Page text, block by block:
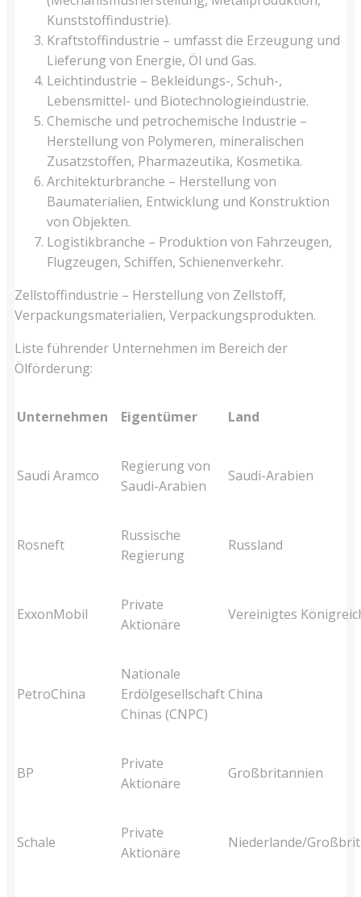
Kunststoffindustrie).
Kraftstoffindustrie – umfasst die Erzeugung und
Lieferung von Energie, Öl und Gas.
Leichtindustrie – Bekleidungs-, Schuh-,
Lebensmittel- und Biotechnologieindustrie.
Chemische und petrochemische Industrie –
Herstellung von Polymeren, mineralischen
Zusatzstoffen, Pharmazeutika, Kosmetika.
Architekturbranche – Herstellung von
Baumaterialien, Entwicklung und Konstruktion
von Objekten.
Logistikbranche – Produktion von Fahrzeugen,
Flugzeugen, Schiffen, Schienenverkehr.
Zellstoffindustrie – Herstellung von Zellstoff,
Verpackungsmaterialien, Verpackungsprodukten.
Liste führender Unternehmen im Bereich der
Ölförderung:
Unternehmen Eigentümer Land
Saudi Aramco
Regierung von
Saudi-Arabien
Saudi-Arabien
Rosneft
Russische
Regierung
Russland
ExxonMobil
Private
Aktionäre
Vereinigtes
PetroChina
Nationale
Erdölgesellschaft
Chinas (CNPC)
China
BP
Private
Aktionäre
Großbritannien
Schale
Private
Aktionäre
Niederlande/